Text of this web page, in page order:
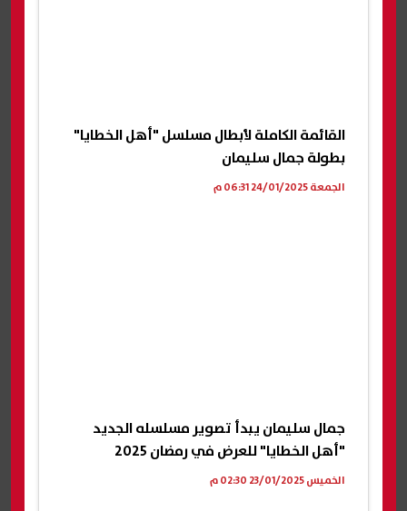
القائمة الكاملة لأبطال مسلسل "أهل الخطايا"
بطولة جمال سليمان
الجمعة 24/01/2025 06:31 م
جمال سليمان يبدأ تصوير مسلسله الجديد
"أهل الخطايا" للعرض في رمضان 2025
الخميس 23/01/2025 02:30 م